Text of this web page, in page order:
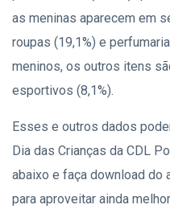
as meninas aparecem em
roupas (19,1%) e
meninos, os outros itens
esportivos (8,1%).
Esses e outros dados
Dia das Crianças da CDL
abaixo e faça download do
para aproveitar ainda